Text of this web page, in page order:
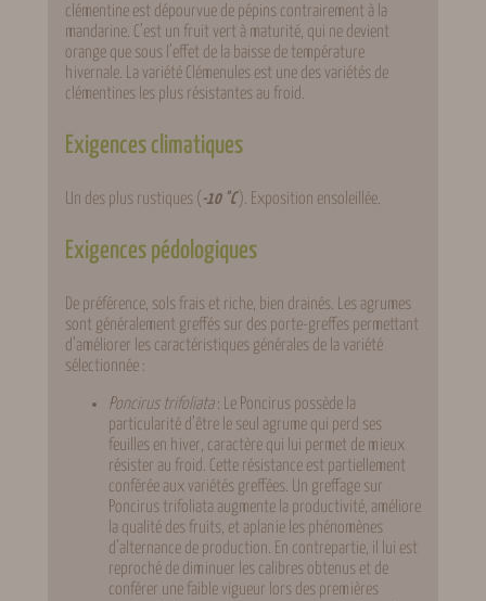
clémentine est dépourvue de pépins contrairement à la
mandarine. C’est un fruit vert à maturité, qui ne devient
orange que sous l’effet de la baisse de température
hivernale. La variété Clémenules est une des variétés de
clémentines les plus résistantes au froid.
Exigences climatiques
Un des plus rustiques ( -10 °C). Exposition ensoleillée.
Exigences pédologiques
De préférence, sols frais et riche, bien drainés. Les agrumes
sont généralement greffés sur des porte-greffes permettant
d’améliorer les caractéristiques générales de la variété
sélectionnée :
Poncirus trifoliata: Le Poncirus possède la
particularité d’être le seul agrume qui perd ses
feuilles en hiver, caractère qui lui permet de mieux
résister au froid. Cette résistance est partiellement
conférée aux variétés greffées. Un greffage sur
Poncirus trifoliata augmente la productivité, améliore
la qualité des fruits, et aplanie les phénomènes
d’alternance de production. En contrepartie, il lui est
reproché de diminuer les calibres obtenus et de
conférer une faible vigueur lors des premières